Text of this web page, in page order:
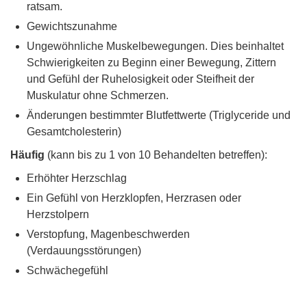
ratsam.
Gewichtszunahme
Ungewöhnliche Muskelbewegungen. Dies beinhaltet
Schwierigkeiten zu Beginn einer Bewegung, Zittern
und Gefühl der Ruhelosigkeit oder Steifheit der
Muskulatur ohne Schmerzen.
Änderungen bestimmter Blutfettwerte (Triglyceride und
Gesamtcholesterin)
Häufig (kann bis zu 1 von 10 Behandelten betreffen):
Erhöhter Herzschlag
Ein Gefühl von Herzklopfen, Herzrasen oder
Herzstolpern
Verstopfung, Magenbeschwerden
(Verdauungsstörungen)
Schwächegefühl